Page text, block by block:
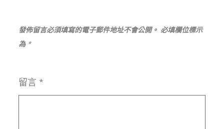
發佈留言必須填寫的電子郵件地址不會公開。 必填欄位標示
為 *
留言 *